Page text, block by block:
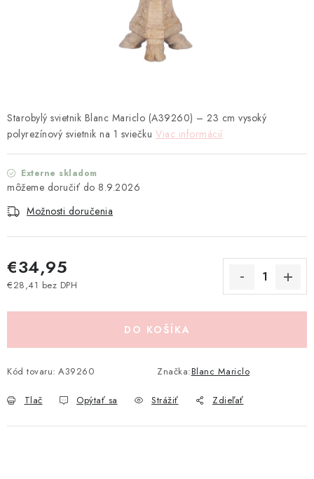
BLANC MARICLO´
VŠETKY PRODUKTY
ZNAČKY
Ako nakupovať
Obchodné podmienky
Podmienky ochrany osobných údajov
Katalógy Moja objednávka
Starobylý svietnik Blanc Mariclo (A39260) – 23 cm vysoký
polyrezínový svietnik na 1 sviečku Viac informácií
Externe skladom
8.9.2026
Možnosti doručenia
€34,95
€28,41 bez DPH
DO KOŠÍKA
Kód tovaru: A39260 Značka:Blanc Mariclo
Tlač Opýtať sa Strážiť Zdieľať